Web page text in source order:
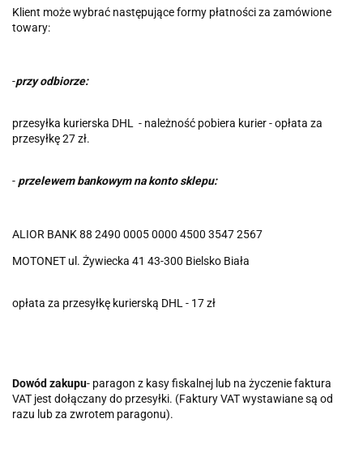
Klient może wybrać następujące formy płatności za zamówione
towary:
-przy odbiorze:
przesyłka kurierska DHL - należność pobiera kurier - opłata za
przesyłkę 27 zł.
- przelewem bankowym na konto sklepu:
ALIOR BANK 88 2490 0005 0000 4500 3547 2567
MOTONET ul. Żywiecka 41 43-300 Bielsko Biała
opłata za przesyłkę kurierską DHL - 17 zł
Dowód zakupu- paragon z kasy fiskalnej lub na życzenie faktura
VAT jest dołączany do przesyłki. (Faktury VAT wystawiane są od
razu lub za zwrotem paragonu).